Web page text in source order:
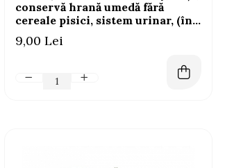
conservă hrană umedă fără
cereale pisici, sistem urinar, (în
sos), 80g
9,00 Lei